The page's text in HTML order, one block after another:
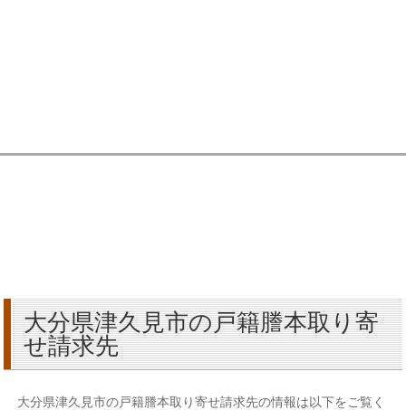
大分県津久見市の戸籍謄本取り寄
せ請求先
大分県津久見市の戸籍謄本取り寄せ請求先の情報は以下をご覧く